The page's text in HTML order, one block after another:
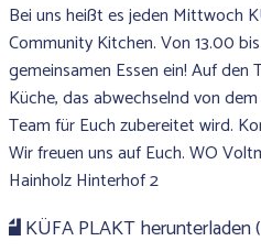
Bei uns heißt es jeden Mittwoch
Community Kitchen. Von 13.00
gemeinsamen Essen ein! Auf
Küche, das abwechselnd von
Team für Euch zubereitet wird.
Wir freuen uns auf Euch. WO
Hainholz Hinterhof 2
KÜFA PLAKT herunterladen